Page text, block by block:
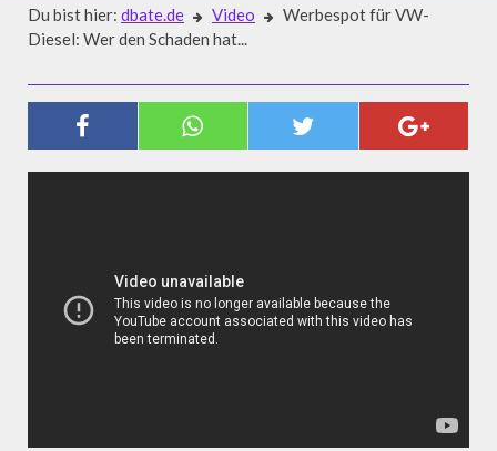
Du bist hier: dbate.de Video
Werbespot für VW-
Diesel: Wer den Schaden hat...
WERBESPOT FÜR VW-DIESEL: WER
DEN SCHADEN HAT...